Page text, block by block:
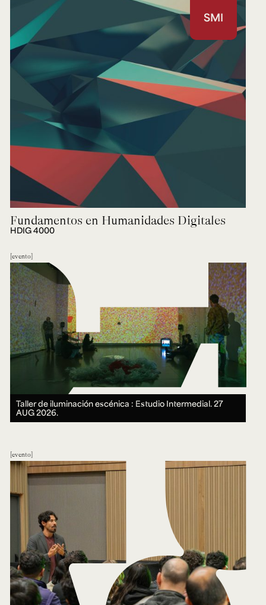
SMI
Fundamentos en Humanidades Digitales
HDIG 4000
evento
Taller de iluminación escénica : Estudio Intermedial.27
AUG 2026.
evento